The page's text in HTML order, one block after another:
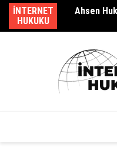
Skip
content
INTERNET
HUKUKU
Ahsen